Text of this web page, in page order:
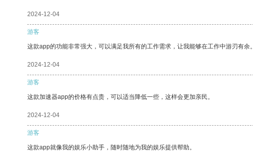
2024-12-04
游客
这款app的功能非常强大，可以满足我所有的工作需求，让我能够在工作中游刃有余。
2024-12-04
游客
这款加速器app的价格有点贵，可以适当降低一些，这样会更加亲民。
2024-12-04
游客
这款app就像我的娱乐小助手，随时随地为我的娱乐提供帮助。